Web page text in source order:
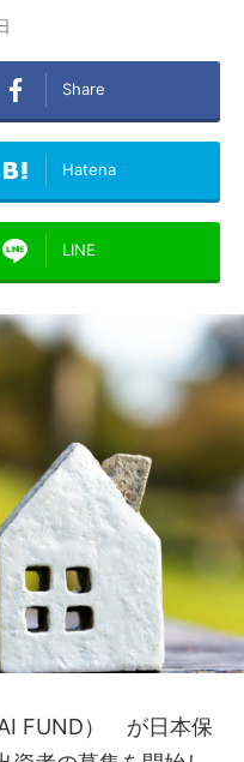
Share
Hatena
LINE
FUND） が日本保